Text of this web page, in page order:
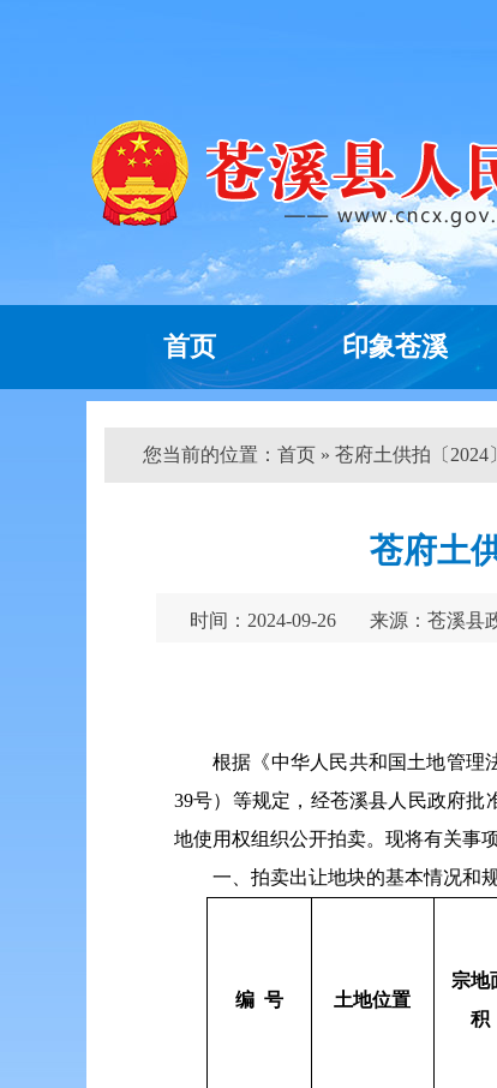
首页 印象苍溪
您当前的位置： 首页 » 苍府土供拍〔2024
苍府土
时间：2024-09-26 来源：苍溪县
根据《中华人民共和国土地管理
39号）等规定，经苍溪县人民政府批
地使用权组织公开拍卖。现将有关事
一、拍卖出让地块的基本情况和
编 号 土地位置
宗地
积